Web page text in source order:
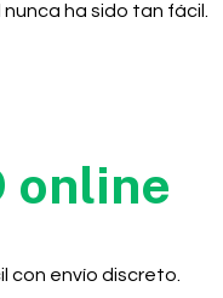
ha sido tan fácil.
online
con envío discreto.